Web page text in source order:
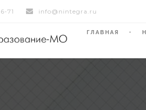
71 info@nintegra.ru
ГЛАВНАЯ